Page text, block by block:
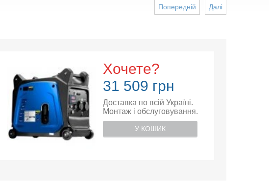
Далі
Попередній
Хочете?
31 509 грн
Доставка по всій Україні.
Монтаж і обслуговування.
У КОШИК